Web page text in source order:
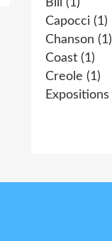
Bill
(1)
Capocci (1)
Chanson (1)
Coast (1)
Creole (1)
Expositions